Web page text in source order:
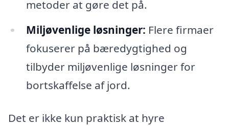
metoder at gøre det på.
Miljøvenlige løsninger: Flere firmaer
fokuserer på bæredygtighed og
tilbyder miljøvenlige løsninger for
bortskaffelse af jord.
Det er ikke kun praktisk at hyre